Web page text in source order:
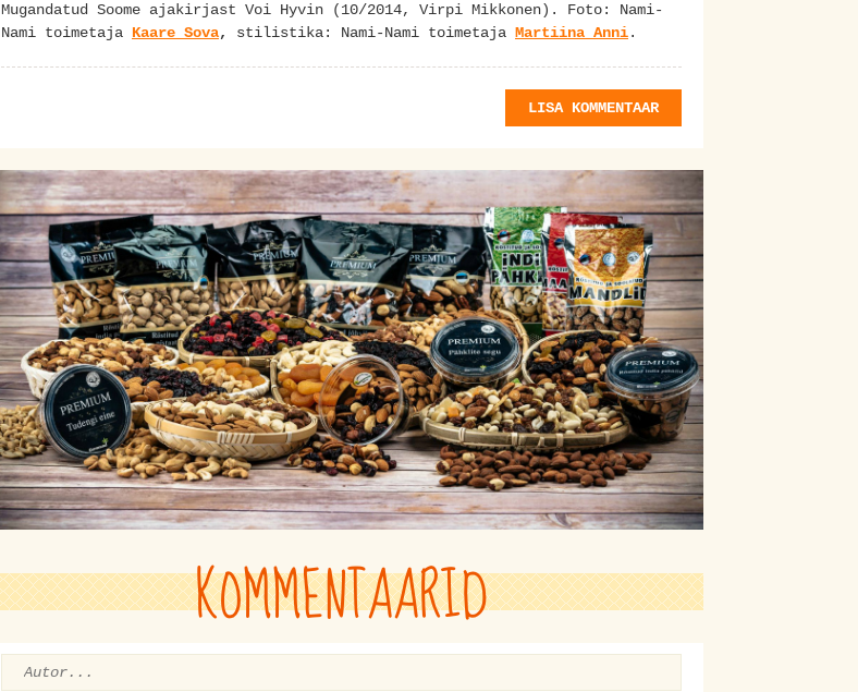
Mugandatud Soome ajakirjast Voi Hyvin (10/2014, Virpi Mikkonen). Foto: Nami-
Nami toimetaja Kaare Sova, stilistika: Nami-Nami toimetaja Martiina Anni.
LISA KOMMENTAAR
KOMMENTAARID